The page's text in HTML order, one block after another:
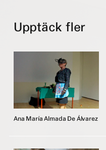
Upptäck fler
Ana María Almada De Álvarez